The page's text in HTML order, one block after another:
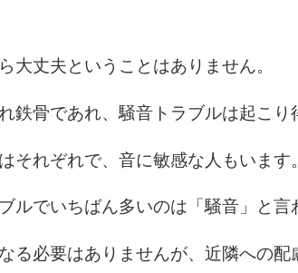
大丈夫ということはありません。
鉄骨であれ、騒音トラブルは起こり
それぞれで、音に敏感な人もいます。
ルでいちばん多いのは「騒音」と言
る必要はありませんが、近隣への